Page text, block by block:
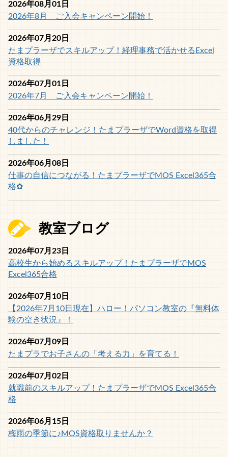
2026年08月01日
2026年8月 ご入会キャンペーン開始！
2026年07月20日
たまプラーザでスキルアップ！経理事務で活かせるExcel
資格取得
2026年07月01日
2026年7月 ご入会キャンペーン開始！
2026年06月29日
40代からのチャレンジ！たまプラーザでWord資格を取得
しました！
2026年06月08日
仕事の自信につながる！たまプラーザでMOS Excel365合
格✿
教室ブログ
2026年07月23日
高校生から始めるスキルアップ！たまプラーザでMOS
Excel365合格
2026年07月10日
【2026年7月10日現在】ハロー！パソコン教室の『無料体
験の空き状況』！
2026年07月09日
たまプラでお子さんの「考える力」を育てる！
2026年07月02日
就職前のスキルアップ！たまプラーザでMOS Excel365合
格
2026年06月15日
梅雨の季節に♪MOS資格取りませんか？